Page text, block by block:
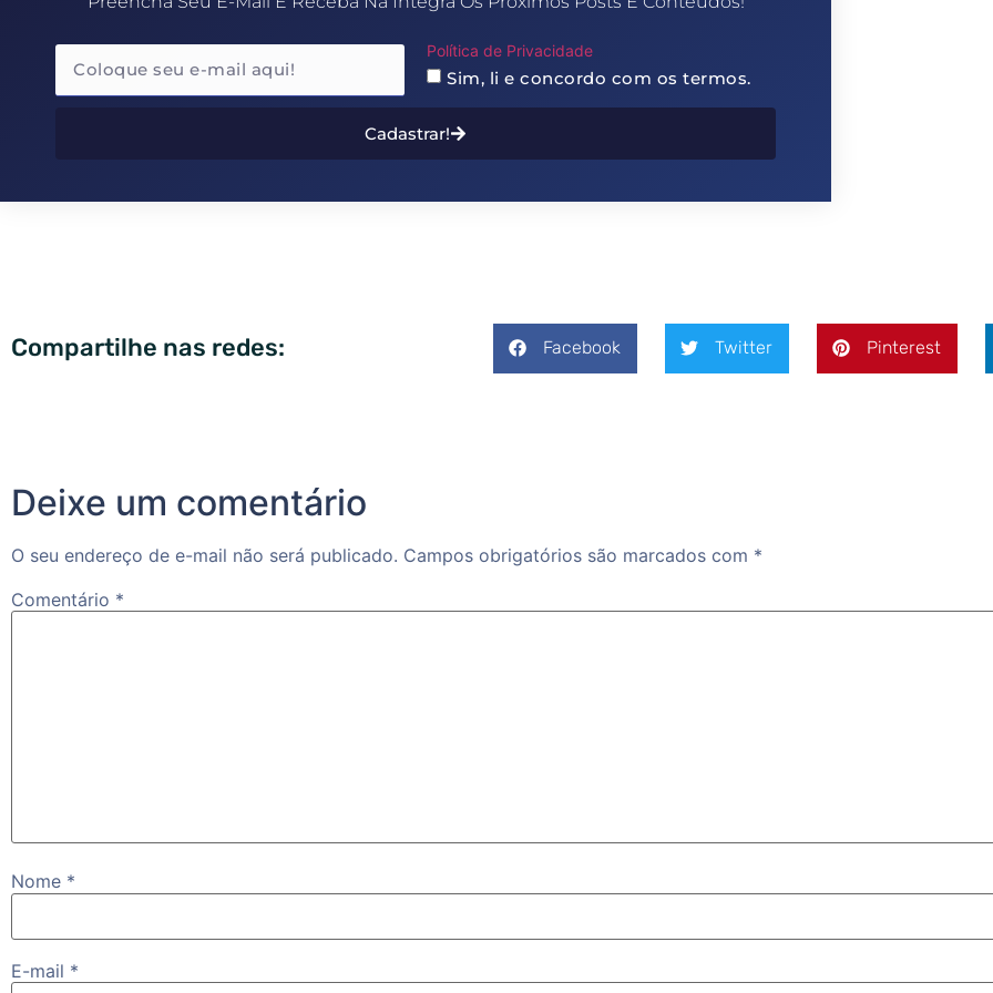
Política de Privacidade
Sim, li e concordo com os termos.
Cadastrar!
Compartilhe nas redes: Facebook Twitter Pinterest
Deixe um comentário
O seu endereço de e-mail não será publicado. Campos obrigatórios são marcados com *
Comentário *
Nome *
E-mail *